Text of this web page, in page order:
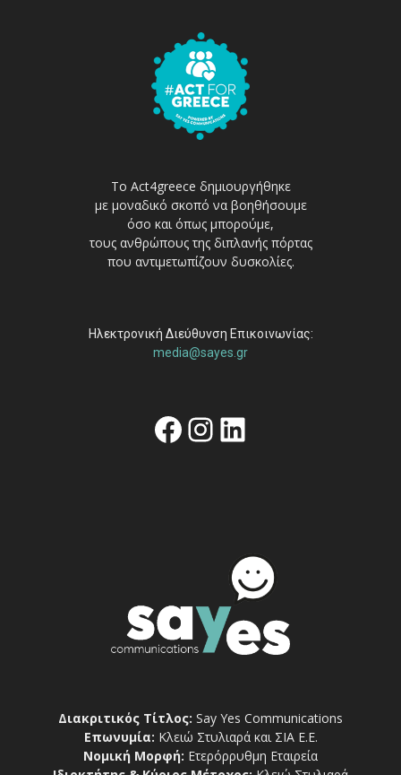
Το Act4greece δημιουργήθηκε
με μοναδικό σκοπό να βοηθήσουμε
όσο και όπως μπορούμε,
τους ανθρώπους της διπλανής πόρτας
που αντιμετωπίζουν δυσκολίες.
Ηλεκτρονική Διεύθυνση Επικοινωνίας:
media@sayes.gr
Facebook
Instagram
Linkedin
Διακριτικός Τίτλος: Say Yes Communications
Επωνυμία: Κλειώ Στυλιαρά και ΣΙΑ Ε.Ε.
Νομική Μορφή: Ετερόρρυθμη Εταιρεία